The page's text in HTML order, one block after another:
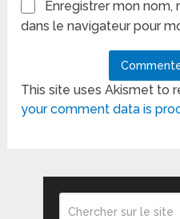
Enregistrer mon
dans le navigateur pour
This site uses Akismet to
your comment data is